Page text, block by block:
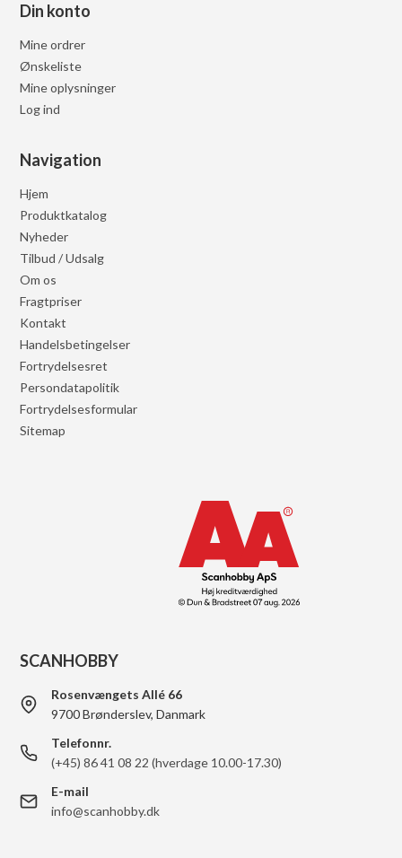
Din konto
Mine ordrer
Ønskeliste
Mine oplysninger
Log ind
Navigation
Hjem
Produktkatalog
Nyheder
Tilbud / Udsalg
Om os
Fragtpriser
Kontakt
Handelsbetingelser
Fortrydelsesret
Persondatapolitik
Fortrydelsesformular
Sitemap
SCANHOBBY
Rosenvængets Allé 66
9700 Brønderslev, Danmark
Telefonnr.
(+45) 86 41 08 22 (hverdage 10.00-17.30)
E-mail
info@scanhobby.dk